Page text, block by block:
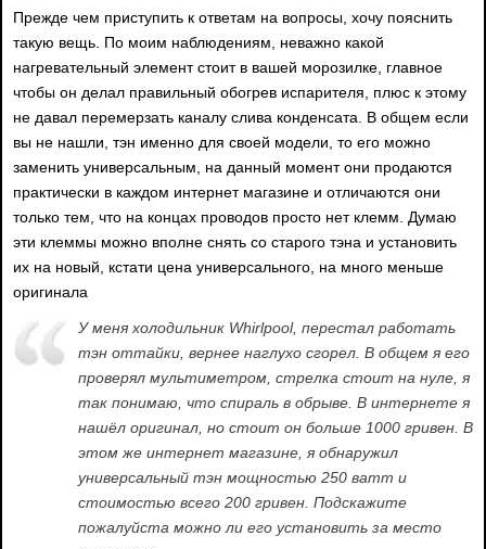
Прежде чем приступить к ответам на вопросы, хочу пояснить
такую вещь. По моим наблюдениям, неважно какой
нагревательный элемент стоит в вашей морозилке, главное
чтобы он делал правильный обогрев испарителя, плюс к этому
не давал перемерзать каналу слива конденсата. В общем если
вы не нашли, тэн именно для своей модели, то его можно
заменить универсальным, на данный момент они продаются
практически в каждом интернет магазине и отличаются они
только тем, что на концах проводов просто нет клемм. Думаю
эти клеммы можно вполне снять со старого тэна и установить
их на новый, кстати цена универсального, на много меньше
оригинала
У меня холодильник Whirlpool, перестал работать
тэн оттайки, вернее наглухо сгорел. В общем я его
проверял мультиметром, стрелка стоит на нуле, я
так понимаю, что спираль в обрыве. В интернете я
нашёл оригинал, но стоит он больше 1000 гривен. В
этом же интернет магазине, я обнаружил
универсальный тэн мощностью 250 ватт и
стоимостью всего 200 гривен. Подскажите
пожалуйста можно ли его установить за место